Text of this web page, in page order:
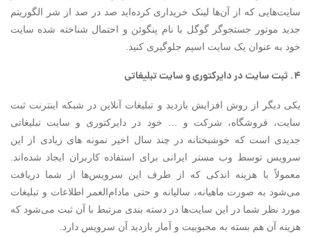
سایت‌هایی که از آن‌ها لینک خریداری کرده‌اید صد در صد از شر الگوریتم
جدید موتور جستجوگر گوگل با نام پنگوئن و احتمال شناخته شده سایت
خود به عنوان یک سایت اسپم جلوگیری کنید.
۴. ثبت سایت در دایرکتوری و سایت تبلیغاتی
یکی دیگر از روش افزایش بازدید و تبلیغات آنلاین در شبکه اینترنت ثبت
سایت، فروشگاه، شرکت و … خود در دایرکتوری و سایت تبلیغاتی
جدیدی است که خوشبختانه در چند سال اخیر نمونه های زیادی از این
سرویس توسط وب مستر ایرانی برای استفاده کاربران ایجاد شده‌اند.
معمولاً با هزینه اندکی که از طرف این سرویس‌ها از شما دریافت
می‌شود به صورت ماهیانه، سالیانه و حتی مادام‌العمر اطلاعات و تبلیغات
مورد نظر شما در این سایت‌ها در دسته بندی مرتبط با آن ثبت می‌شود که
هزینه آن هم بسته به محبوبیت و آمار بازدید آن سرویس دارد.